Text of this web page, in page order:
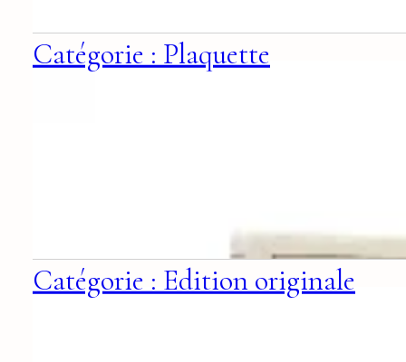
Catégorie : Plaquette
Catégorie : Edition originale